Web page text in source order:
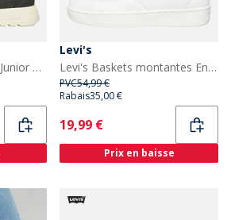
Levi's Bottes Arizona Junior Noir 0003
Levi's
Levi's Baskets montantes Enfant New Union blanches 0061
PVC54,99 €
Rabais35,00 €
Current
19,99 €
Prix en baisse